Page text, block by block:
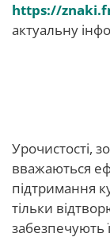
https://
актуальну
Урочистості,
вважаються
підтримання
тільки
забезпечують